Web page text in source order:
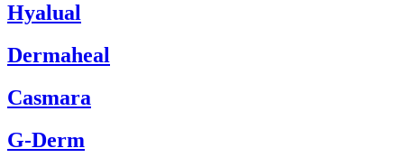
Hyalual
Dermaheal
Casmara
G-Derm